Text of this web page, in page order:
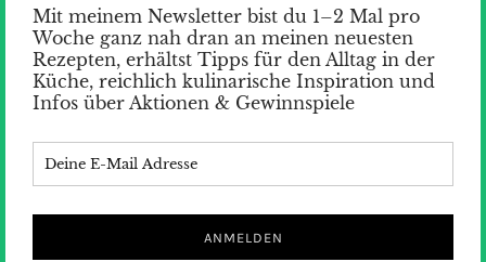
Sabzeh für Nowrooz selber ziehen
Sabzeh kündigt den Frühling an, ist ein Bestandteil
des Haft Sins an Nowrooz und
symbolisiert Munterkeit, Lebendigkeit und das
beginnende neue Leben, das aus dem Samen
hervorbricht. Heute zeige ich dir, wie du ganz einfach
Sabzeh für Nowrooz oder Ostergras für Ostern aus
Linsen oder Weizen selber ziehen kannst. Sabzeh
Mit meinem Newsletter bist du 1–2 Mal pro
Woche ganz nah dran an meinen neuesten
Rezepten, erhältst Tipps für den Alltag in der
Küche, reichlich kulinarische Inspiration und
Infos über Aktionen & Gewinnspiele